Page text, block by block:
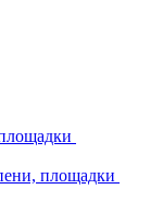
площадки